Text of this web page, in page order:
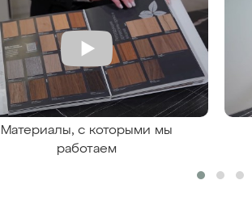
Материалы, с которыми мы
работаем